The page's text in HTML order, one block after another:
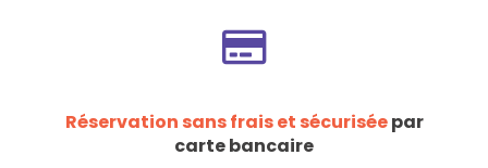
Réservation sans frais et sécuriséepar
carte bancaire